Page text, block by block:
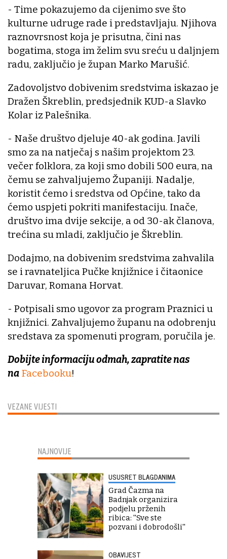
VEZANE VIJESTI
- Time pokazujemo da cijenimo sve što
kulturne udruge rade i predstavljaju. Njihova
raznovrsnost koja je prisutna, čini nas
bogatima, stoga im želim svu sreću u daljnjem
radu, zaključio je župan Marko Marušić.
Zadovoljstvo dobivenim sredstvima iskazao je
Dražen Škreblin, predsjednik KUD-a Slavko
Kolar iz Palešnika.
- Naše društvo djeluje 40-ak godina. Javili
smo za na natječaj s našim projektom 23.
večer folklora, za koji smo dobili 500 eura, na
čemu se zahvaljujemo Županiji. Nadalje,
koristit ćemo i sredstva od Općine, tako da
ćemo uspjeti pokriti manifestaciju. Inače,
društvo ima dvije sekcije, a od 30-ak članova,
trećina su mladi, zaključio je Škreblin.
Dodajmo, na dobivenim sredstvima zahvalila
se i ravnateljica Pučke knjižnice i čitaonice
Daruvar, Romana Horvat.
- Potpisali smo ugovor za program Praznici u
knjižnici. Zahvaljujemo županu na odobrenju
sredstava za spomenuti program, poručila je.
Dobijte informaciju odmah, zapratite nas
na Facebooku!
NAJNOVIJE
USUSRET BLAGDANIMA
Grad Čazma na
Badnjak organizira
podjelu prženih
ribica: ''Sve ste
pozvani i dobrodošli''
OBAVIJEST